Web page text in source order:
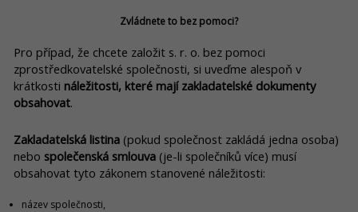
Zvládnete to bez pomoci?
Pro případ, že chcete založit s. r. o. bez pomoci
zprostředkovatelské společnosti, si uveďme alespoň v
krátkosti náležitosti, které mají zakladatelské dokumenty
obsahovat.
Zakladatelská listina (pokud společnost zakládá jedna osoba)
nebo společenská smlouva (je-li společníků více) musí
obsahovat tyto zákonem stanovené náležitosti:
název společnosti,